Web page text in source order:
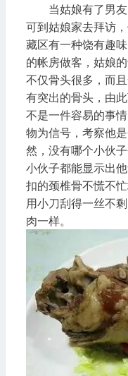
当姑娘有了男友
可到姑娘家去拜访
藏区有一种饶有趣
的帐房做客，姑娘
不仅骨头很多，而
有突出的骨头，由
不是一件容易的事
物为信号，考察他
然，没有哪个小伙
小伙子都能显示出
扣的颈椎骨不慌不
用小刀刮得一丝不
肉一样。